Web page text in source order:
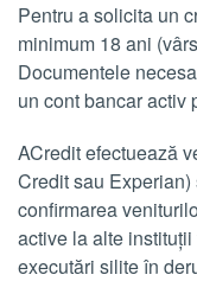
Pentru a solicita un
minimum 18 ani
Documentele
un cont bancar activ
ACredit efectuează
Credit sau
confirmarea
active la alte
executări silite în